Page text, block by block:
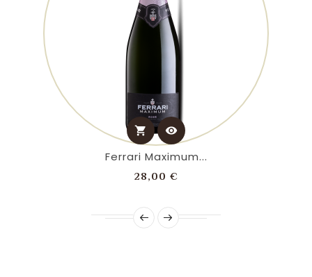
shopping_cart visibility
Ferrari Maximum...
28,00 €Prezzo